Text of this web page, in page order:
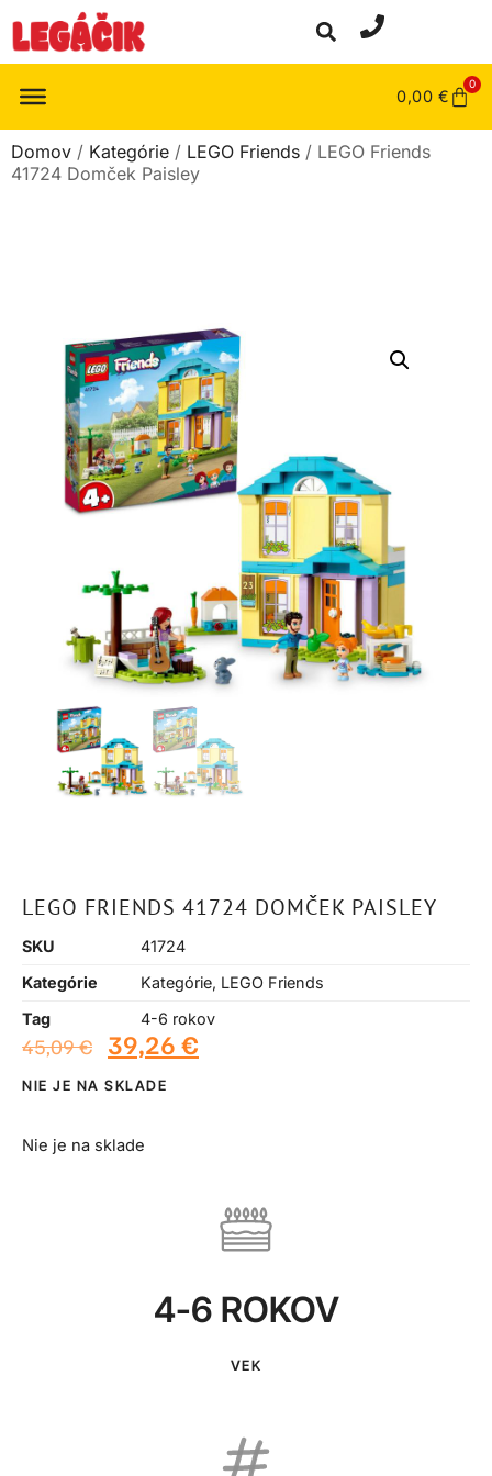
0,00 €
0
Domov / Kategórie / LEGO Friends / LEGO Friends
41724 Domček Paisley
LEGO FRIENDS 41724 DOMČEK PAISLEY
SKU
41724
Kategórie
Kategórie, LEGO Friends
Tag
4-6 rokov
45,09€ 39,26 €
NIE JE NA SKLADE
Nie je na sklade
4-6 ROKOV
VEK